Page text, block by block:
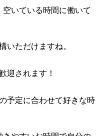
いている時間に働いて
いただけますね。
迎されます！
予定に合わせて好きな時